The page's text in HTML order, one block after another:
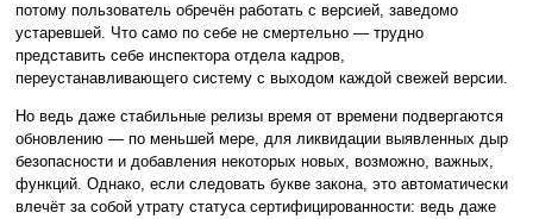
потому пользователь обречён работать с версией, заведомо
устаревшей. Что само по себе не смертельно — трудно
представить себе инспектора отдела кадров,
переустанавливающего систему с выходом каждой свежей версии.
Но ведь даже стабильные релизы время от времени подвергаются
обновлению — по меньшей мере, для ликвидации выявленных дыр
безопасности и добавления некоторых новых, возможно, важных,
функций. Однако, если следовать букве закона, это автоматически
влечёт за собой утрату статуса сертифицированности: ведь даже